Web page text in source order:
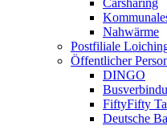
Carsharing
Nahwärme
Postfiliale
Öffentlicher
DINGO
FiftyFifty
Deutsche